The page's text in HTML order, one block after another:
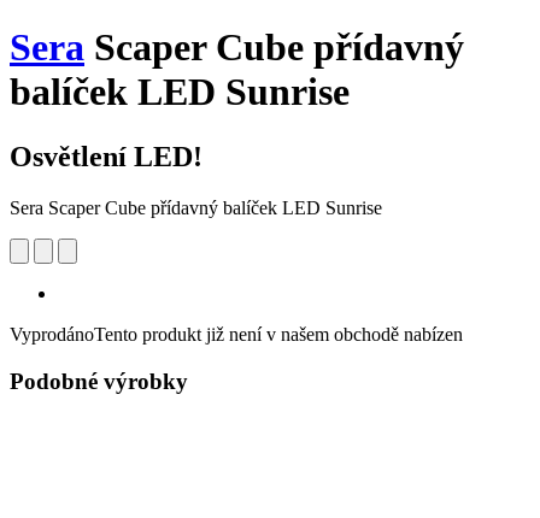
Sera Scaper Cube přídavný
balíček LED Sunrise
Osvětlení LED!
Sera Scaper Cube přídavný balíček LED Sunrise
VyprodánoTento produkt již není v našem obchodě nabízen
Podobné výrobky